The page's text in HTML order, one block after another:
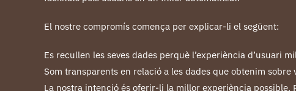
El nostre compromís comença per explicar-li el següent:
Es recullen les seves dades perquè l’experiència d’usuari
Som transparents en relació a les dades que obtenim sobre
La nostra intenció és oferir-li la millor experiència